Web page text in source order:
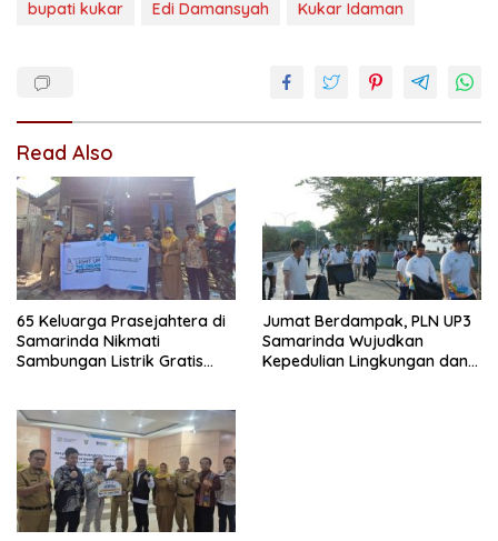
bupati kukar Edi Damansyah Kukar Idaman
Read Also
65 Keluarga Prasejahtera di
Samarinda Nikmati
Sambungan Listrik Gratis
Jumat Berdampak, PLN UP3
Samarinda Wujudkan
Kepedulian Lingkungan dan